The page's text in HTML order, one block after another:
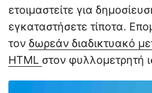
ετοιμαστείτε για
εγκαταστήσετε τίποτα.
τον δωρεάν διαδικτυακό
HTML στον φυλλομετρητή